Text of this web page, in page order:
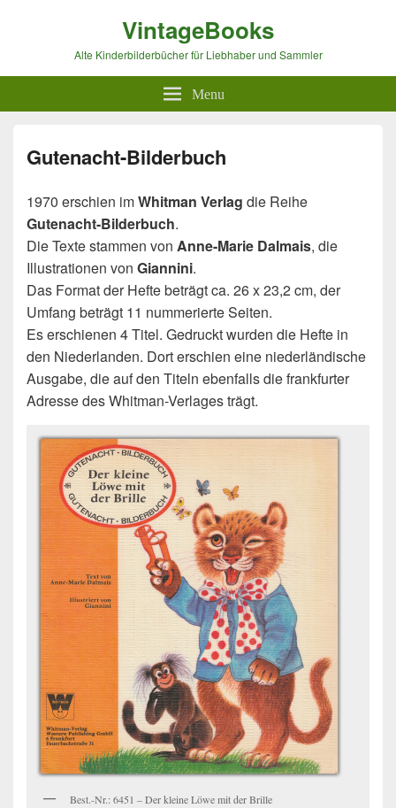
VintageBooks
Alte Kinderbilderbücher für Liebhaber und Sammler
Menu
Gutenacht-Bilderbuch
1970 erschien imWhitman Verlag die Reihe
Gutenacht-Bilderbuch.
Die Texte stammen von Anne-Marie Dalmais, die
Illustrationen von Giannini.
Das Format der Hefte beträgt ca. 26 x 23,2 cm, der
Umfang beträgt 11 nummerierte Seiten.
Es erschienen 4 Titel. Gedruckt wurden die Hefte in
den Niederlanden. Dort erschien eine niederländische
Ausgabe, die auf den Titeln ebenfalls die frankfurter
Adresse des Whitman-Verlages trägt.
Best.-Nr.: 6451 – Der kleine Löwe mit der Brille